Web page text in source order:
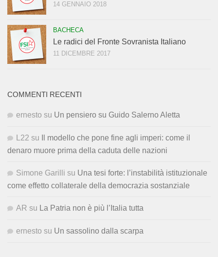
14 GENNAIO 2018
BACHECA
Le radici del Fronte Sovranista Italiano
11 DICEMBRE 2017
COMMENTI RECENTI
ernesto su Un pensiero su Guido Salerno Aletta
L22 su
Il modello che pone fine agli imperi: come il
denaro muore prima della caduta delle nazioni
Simone Garilli su Una tesi forte: l’instabilità istituzionale
come effetto collaterale della democrazia sostanziale
AR su La Patria non è più l’Italia tutta
ernesto su Un sassolino dalla scarpa